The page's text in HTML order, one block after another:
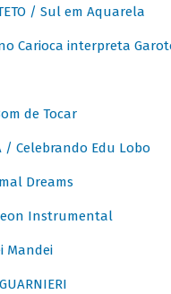
/ Sul em Aquarela
Carioca interpreta
de Tocar
/ Celebrando Edu Lobo
Dreams
Instrumental
Mandei